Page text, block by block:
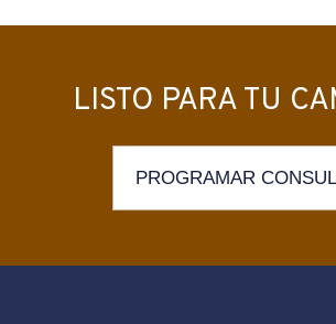
LISTO PARA TU
PROGRAMAR